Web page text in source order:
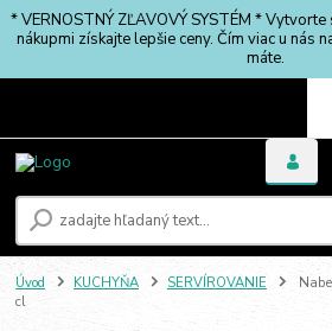
* VERNOSTNÝ ZĽAVOVÝ SYSTÉM *
nákupmi získajte lepšie ceny. Čím viac u nás
máte.
Úvod KUCHYŇA SERVÍROVANIE
cl